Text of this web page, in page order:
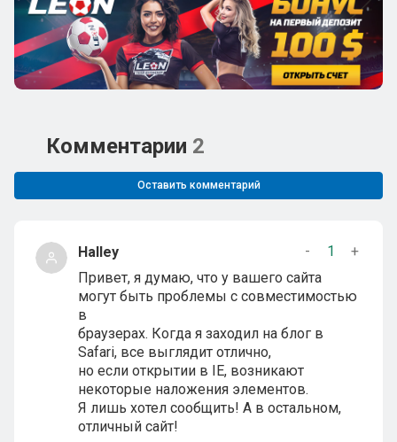
Комментарии 2
Оставить комментарий
Halley - 1
+
Привет, я думаю, что у вашего сайта
могут быть проблемы с совместимостью
в
браузерах. Когда я заходил на блог в
Safari, все выглядит отлично,
но если открытии в IE, возникают
некоторые наложения элементов.
Я лишь хотел сообщить! А в остальном,
отличный сайт!